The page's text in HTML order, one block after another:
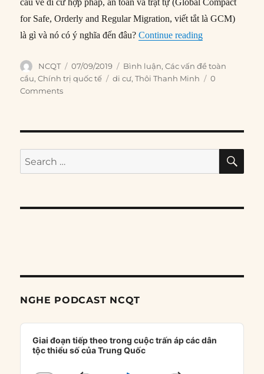
for Safe, Orderly and Regular Migration, viết tắt là GCM)
là gì và nó có ý nghĩa đến đâu?Continue reading“Có gì trong
Author
NCQT
Posted
on
07/09/2019 Categories
Bình luận,Các vấn đề toàn
cầu,Chính trị quốc tế Tags
di cư,Thôi Thanh Minh
0
Comments
Search
for:
NGHE PODCAST NCQT
Audio
Player
Giai đoạn tiếp theo trong cuộc trấn áp các dân
tộc thiểu số của Trung Quốc